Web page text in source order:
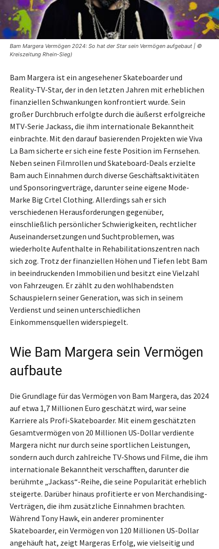
Bam Margera Vermögen 2024: So hat der Star sein Vermögen aufgebaut | ©
Kreiszeitung Rhein-Sieg)
Bam Margera ist ein angesehener Skateboarder und
Reality-TV-Star, der in den letzten Jahren mit erheblichen
finanziellen Schwankungen konfrontiert wurde. Sein
großer Durchbruch erfolgte durch die äußerst erfolgreiche
MTV-Serie Jackass, die ihm internationale Bekanntheit
einbrachte. Mit den darauf basierenden Projekten wie Viva
La Bam sicherte er sich eine feste Position im Fernsehen.
Neben seinen Filmrollen und Skateboard-Deals erzielte
Bam auch Einnahmen durch diverse Geschäftsaktivitäten
und Sponsoringverträge, darunter seine eigene Mode-
Marke Big Crtel Clothing. Allerdings sah er sich
verschiedenen Herausforderungen gegenüber,
einschließlich persönlicher Schwierigkeiten, rechtlicher
Auseinandersetzungen und Suchtproblemen, was
wiederholte Aufenthalte in Rehabilitationszentren nach
sich zog. Trotz der finanziellen Höhen und Tiefen lebt Bam
in beeindruckenden Immobilien und besitzt eine Vielzahl
von Fahrzeugen. Er zählt zu den wohlhabendsten
Schauspielern seiner Generation, was sich in seinem
Verdienst und seinen unterschiedlichen
Einkommensquellen widerspiegelt.
Wie Bam Margera sein Vermögen
aufbaute
Die Grundlage für das Vermögen von Bam Margera, das 2024
auf etwa 1,7 Millionen Euro geschätzt wird, war seine
Karriere als Profi-Skateboarder. Mit einem geschätzten
Gesamtvermögen von 20 Millionen US-Dollar verdiente
Margera nicht nur durch seine sportlichen Leistungen,
sondern auch durch zahlreiche TV-Shows und Filme, die ihm
internationale Bekanntheit verschafften, darunter die
berühmte „Jackass“-Reihe, die seine Popularität erheblich
steigerte. Darüber hinaus profitierte er von Merchandising-
Verträgen, die ihm zusätzliche Einnahmen brachten.
Während Tony Hawk, ein anderer prominenter
Skateboarder, ein Vermögen von 120 Millionen US-Dollar
angehäuft hat, zeigt Margeras Erfolg, wie vielseitig und